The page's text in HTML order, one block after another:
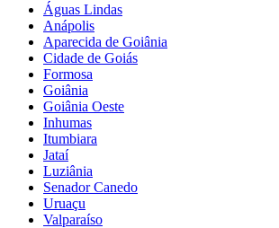
Águas Lindas
Anápolis
Aparecida de Goiânia
Cidade de Goiás
Formosa
Goiânia
Goiânia Oeste
Inhumas
Itumbiara
Jataí
Luziânia
Senador Canedo
Uruaçu
Valparaíso